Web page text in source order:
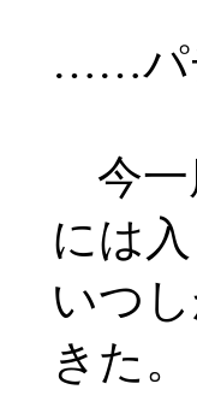
……
今一
には
いつ
きた。